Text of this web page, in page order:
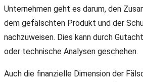
Unternehmen geht es darum, den
dem gefälschten Produkt und der
nachzuweisen. Dies kann durch
oder technische Analysen geschehen.
Auch die finanzielle Dimension der